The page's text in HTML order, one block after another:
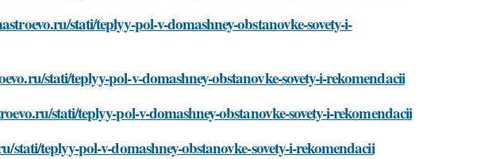
stati/teplyy-pol-v-domashney-obstanovke-sovety-i-
stati/teplyy-pol-v-domashney-obstanovke-sovety-i-rekomendacii
stati/teplyy-pol-v-domashney-obstanovke-sovety-i-rekomendacii
stati/teplyy-pol-v-domashney-obstanovke-sovety-i-rekomendacii